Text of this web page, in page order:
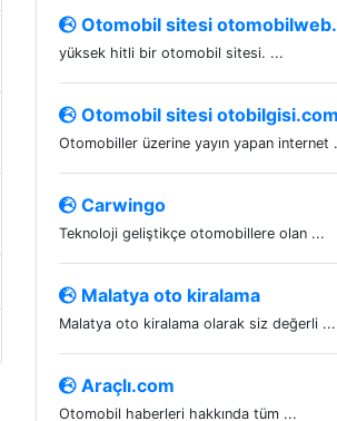
Otomobil sitesi
yüksek hitli bir otomobil sitesi. ...
Otomobil sitesi otobilgisi.com
Otomobiller üzerine yayın yapan internet
Carwingo
Teknoloji geliştikçe otomobillere olan ...
Malatya oto kiralama
Malatya oto kiralama olarak siz değerli ...
Araçlı.com
Otomobil haberleri hakkında tüm ...